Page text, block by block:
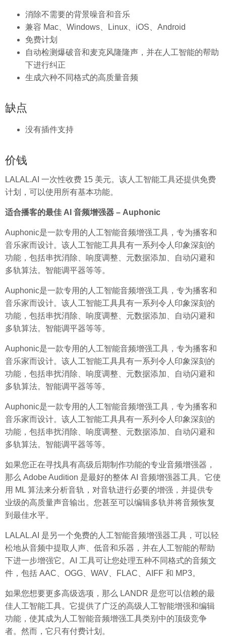
消除不需要的背景噪音和音乐
兼容 Mac、Windows、Linux、iOS、Android
免费计划
自动检测爆破音和麦克风隆隆声，并在人工智能的帮助
下进行纠正
生成六种不同格式的高质量音频
缺点
没有插件支持
价钱
LALAL.AI 一次性收费 15 美元。该人工智能工具还提供免费
计划，可以使用所有基本功能。
适合播客的最佳 AI 音频增强器 – Auphonic
Auphonic是一款专用的人工智能音频增强工具，专为播客和
音乐家而设计。该人工智能工具具有一系列令人印象深刻的
功能，包括串扰消除、响度调整、元数据添加、自动闪避和
多轨算法。智能调平器等等。
Auphonic是一款专用的人工智能音频增强工具，专为播客和
音乐家而设计。该人工智能工具具有一系列令人印象深刻的
功能，包括串扰消除、响度调整、元数据添加、自动闪避和
多轨算法。智能调平器等等。
Auphonic是一款专用的人工智能音频增强工具，专为播客和
音乐家而设计。该人工智能工具具有一系列令人印象深刻的
功能，包括串扰消除、响度调整、元数据添加、自动闪避和
多轨算法。智能调平器等等。
Auphonic是一款专用的人工智能音频增强工具，专为播客和
音乐家而设计。该人工智能工具具有一系列令人印象深刻的
功能，包括串扰消除、响度调整、元数据添加、自动闪避和
多轨算法。智能调平器等等。
如果您正在寻找具有高级后期制作功能的专业音频增强器，
那么 Adob​​e Audition 是最好的整体 AI 音频增强器工具。它使
用 ML 算法来分析音轨，对音轨进行必要的增强，并提供专
业级的高质量声音输出。您甚至可以编辑多轨并将音频恢复
到最佳水平。
LALAL.AI 是另一个免费的人工智能音频增强器工具，可以轻
松地从音频中提取人声、低音和乐器，并在人工智能的帮助
下进一步增强它。AI 工具可让您处理五种不同格式的音频文
件，包括 AAC、OGG、WAV、FLAC、AIFF 和 MP3。
如果您想要更多高级选项，那么 LANDR 是您可以信赖的最
佳人工智能工具。它提供了广泛的高级人工智能增强和编辑
功能，使其成为人工智能音频增强工具类别中的顶级竞争
者。然而，它只有付费计划。